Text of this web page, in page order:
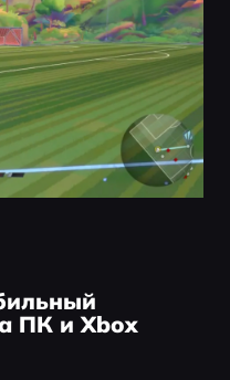
ПК и Xbox